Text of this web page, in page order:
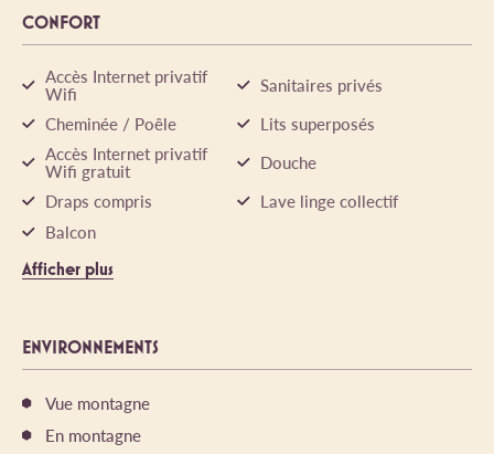
CONFORT
Accès Internet privatif
Wifi
Sanitaires privés
Cheminée / Poêle
Lits superposés
Accès Internet privatif
Wifi gratuit
Douche
Draps compris
Lave linge collectif
Balcon
Afficher plus
ENVIRONNEMENTS
Vue montagne
En montagne